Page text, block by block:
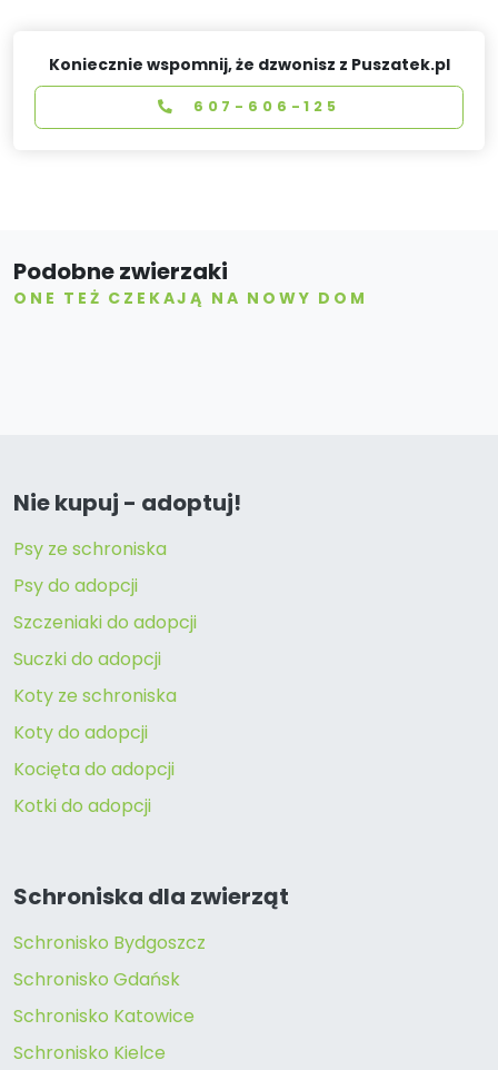
Koniecznie wspomnij, że dzwonisz z Puszatek.pl
607-606-125
Podobne zwierzaki
ONE TEŻ CZEKAJĄ NA NOWY DOM
Nie kupuj - adoptuj!
Psy ze schroniska
Psy do adopcji
Szczeniaki do adopcji
Suczki do adopcji
Koty ze schroniska
Koty do adopcji
Kocięta do adopcji
Kotki do adopcji
Schroniska dla zwierząt
Schronisko Bydgoszcz
Schronisko Gdańsk
Schronisko Katowice
Schronisko Kielce